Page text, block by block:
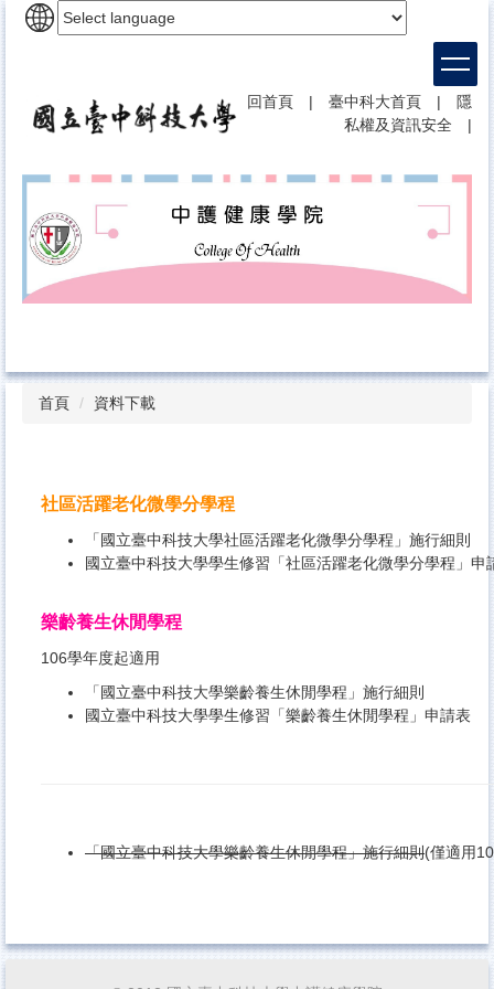
回首頁 | 臺中科大首頁 | 隱
私權及資訊安全 |
首頁 資料下載
社區活躍老化微學分學程
「國立臺中科技大學社區活躍老化微學分學程」施行細則
國立臺中科技大學學生修習「社區活躍老化微學分學程」申
樂齡養生休閒學程
106學年度起適用
「國立臺中科技大學樂齡養生休閒學程」施行細則
國立臺中科技大學學生修習「樂齡養生休閒學程」申請表
「國立臺中科技大學樂齡養生休閒學程」施行細則(僅適用